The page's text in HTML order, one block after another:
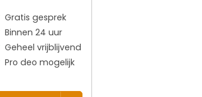
Gratis gesprek
Binnen 24 uur
Geheel vrijblijvend
Pro deo mogelijk